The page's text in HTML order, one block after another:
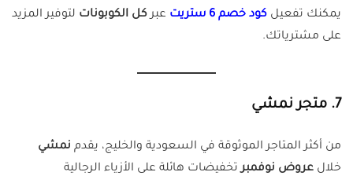
يمكنك تفعيل كود خصم 6 ستريت عبركل الكوبونات لتوفير المزيد
على مشترياتك.
7. متجر نمشي
من أكثر المتاجر الموثوقة في السعودية والخليج، يقدم نمشي
خلال عروض نوفمبرتخفيضات هائلة على الأزياء الرجالية